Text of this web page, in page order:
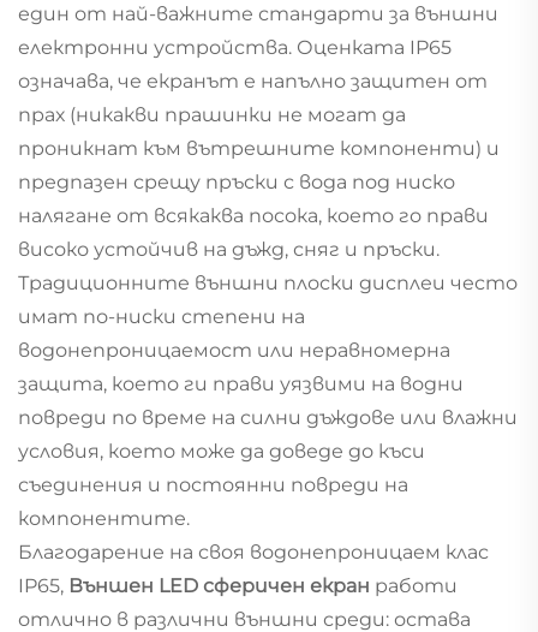
един от най-важните стандарти за външни
електронни устройства. Оценката IP65
означава, че екранът е напълно защитен от
прах (никакви прашинки не могат да
проникнат към вътрешните компоненти) и
предпазен срещу пръски с вода под ниско
налягане от всякаква посока, което го прави
високо устойчив на дъжд, сняг и пръски.
Традиционните външни плоски дисплеи често
имат по-ниски степени на
водонепроницаемост или неравномерна
защита, което ги прави уязвими на водни
повреди по време на силни дъждове или влажни
условия, което може да доведе до къси
съединения и постоянни повреди на
компонентите.
Благодарение на своя водонепроницаем клас
IP65, Външен LED сферичен екран работи
отлично в различни външни среди: остава